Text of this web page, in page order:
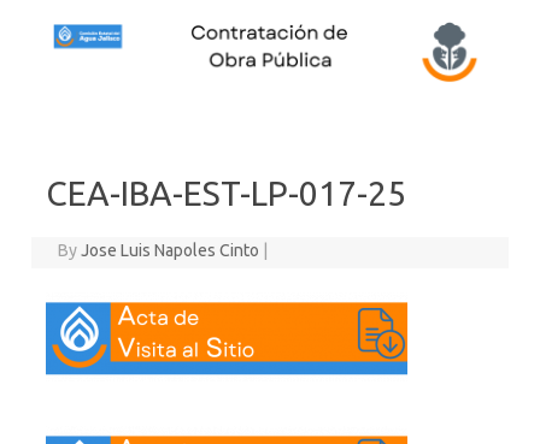
CEA-IBA-EST-LP-017-25
ByJose Luis Napoles Cinto